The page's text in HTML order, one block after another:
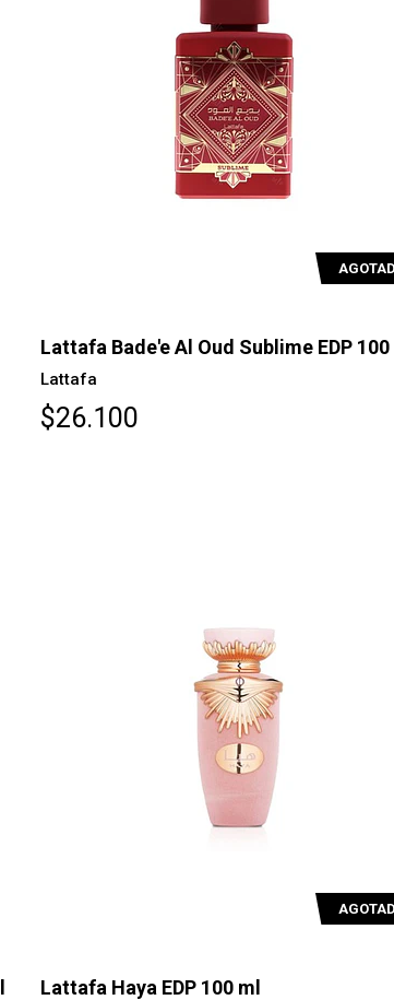
Lattafa Bade'e Al Oud Sublime EDP 100
Lattafa
$26.100
Lattafa Haya EDP 100 ml